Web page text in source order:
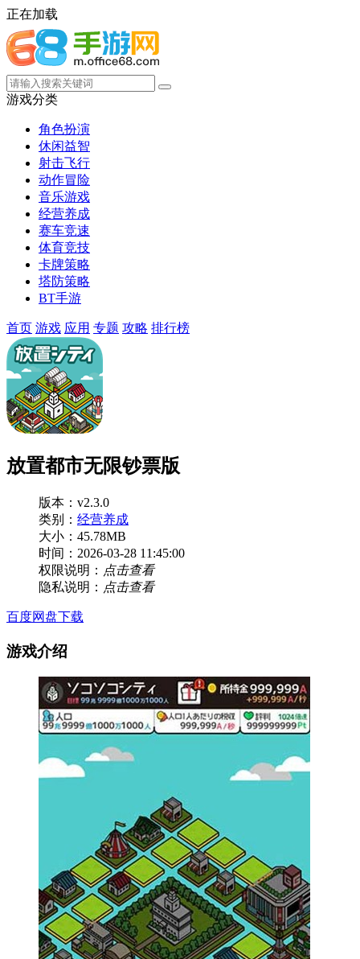
正在加载
游戏分类
角色扮演
休闲益智
射击飞行
动作冒险
音乐游戏
经营养成
赛车竞速
体育竞技
卡牌策略
塔防策略
BT手游
首页 游戏 应用 专题 攻略 排行榜
放置都市无限钞票版
版本：v2.3.0
类别： 经营养成
大小：45.78MB
时间：2026-03-28 11:45:00
权限说明： 点击查看
隐私说明： 点击查看
百度网盘下载
游戏介绍